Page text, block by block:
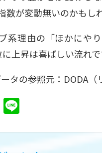
数が変動無いのかもし
系理由の「ほかにや
上昇は喜ばしい流れで
タの参照元：DODA（
w
Li
e